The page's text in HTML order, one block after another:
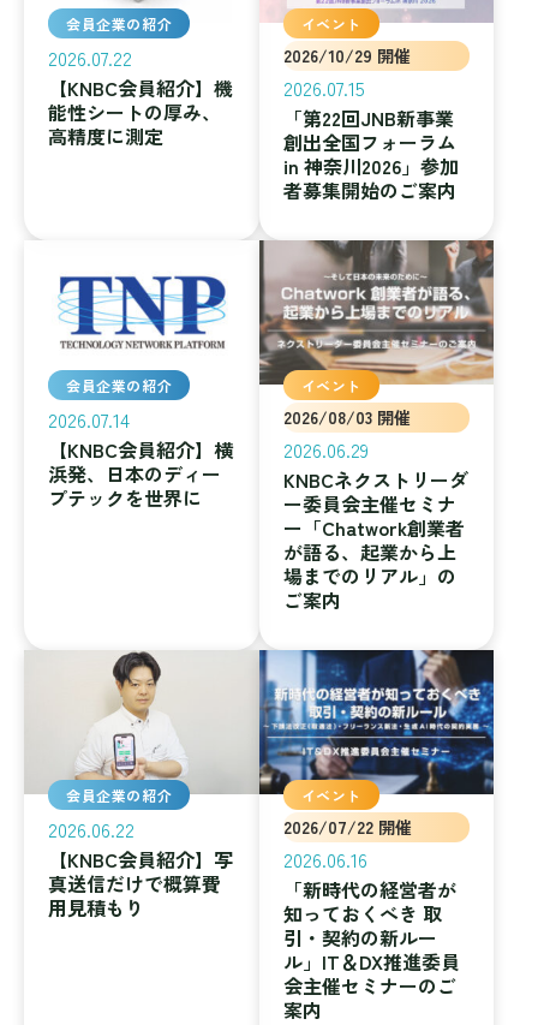
会員企業の紹介
2026.07.22
【KNBC会員紹介】機
能性シートの厚み、
高精度に測定
2026/10/29 開催
イベント
2026.07.15
「第22回JNB新事業
創出全国フォーラム
in 神奈川2026」参加
者募集開始のご案内
会員企業の紹介
2026.07.14
【KNBC会員紹介】横
浜発、日本のディー
プテックを世界に
2026/08/03 開催
イベント
2026.06.29
KNBCネクストリーダ
ー委員会主催セミナ
ー「Chatwork創業者
が語る、起業から上
場までのリアル」の
ご案内
会員企業の紹介
2026.06.22
【KNBC会員紹介】写
真送信だけで概算費
用見積もり
2026/07/22 開催
イベント
2026.06.16
「新時代の経営者が
知っておくべき 取
引・契約の新ルー
ル」IT＆DX推進委員
会主催セミナーのご
案内